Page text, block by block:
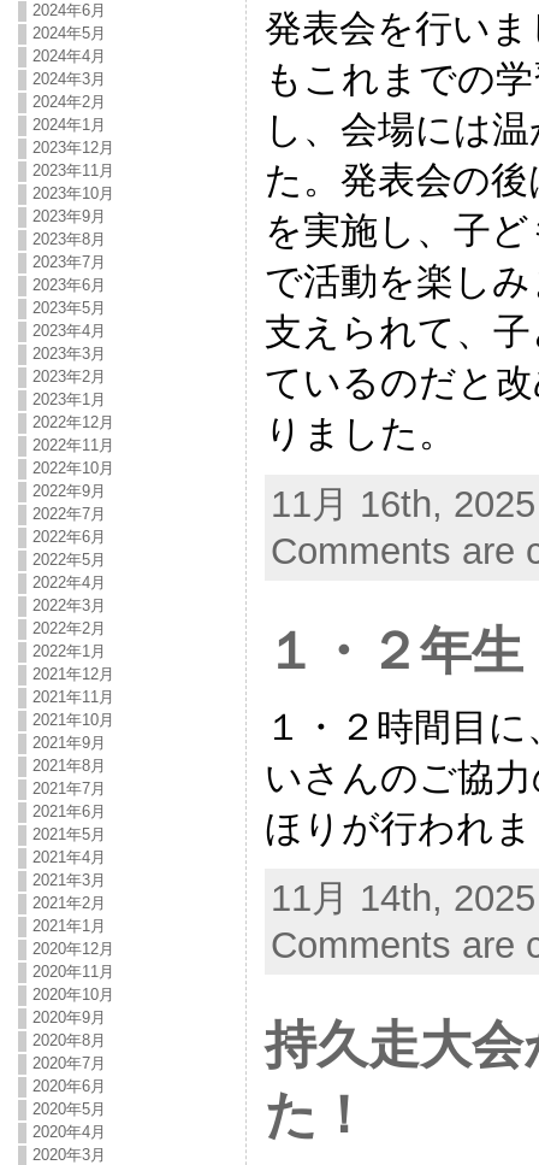
2024年6月
2024年5月
2024年4月
2024年3月
2024年2月
2024年1月
2023年12月
2023年11月
2023年10月
2023年9月
2023年8月
2023年7月
2023年6月
2023年5月
2023年4月
2023年3月
2023年2月
2023年1月
2022年12月
2022年11月
2022年10月
2022年9月
2022年7月
2022年6月
2022年5月
2022年4月
2022年3月
2022年2月
2022年1月
2021年12月
2021年11月
2021年10月
2021年9月
2021年8月
2021年7月
2021年6月
2021年5月
2021年4月
2021年3月
2021年2月
2021年1月
2020年12月
2020年11月
2020年10月
2020年9月
2020年8月
2020年7月
2020年6月
2020年5月
2020年4月
2020年3月
発表会を行い
もこれまでの
し、会場には
た。発表会の
を実施し、子
で活動を楽し
支えられて、
ているのだと
りました。
11月 16th,
Comments are
１・２年生
１・２時間目
いさんのご協
ほりが行われ
11月 14th,
Comments are
持久走大
た！